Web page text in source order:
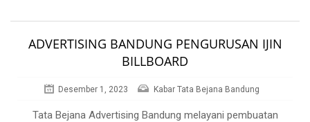
ADVERTISING BANDUNG PENGURUSAN IJIN
BILLBOARD
Desember 1, 2023 Kabar Tata Bejana Bandung
Tata Bejana Advertising Bandung melayani pembuatan